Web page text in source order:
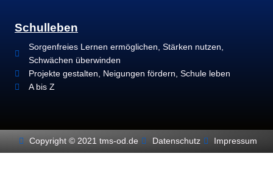
Schulleben
Sorgenfreies Lernen ermöglichen, Stärken nutzen,
Schwächen überwinden
Projekte gestalten, Neigungen fördern, Schule leben
A bis Z
Copyright © 2021 tms-od.de Datenschutz Impressum